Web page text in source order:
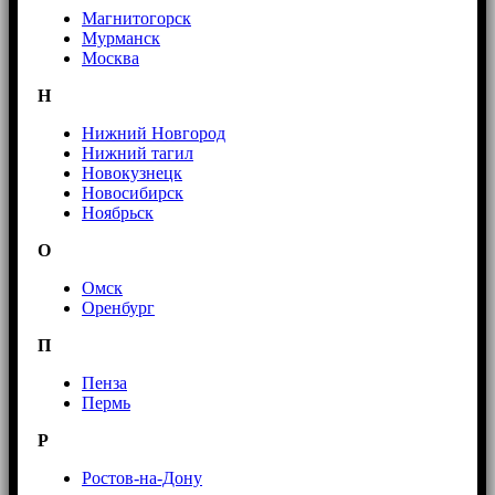
Магнитогорск
Мурманск
Москва
Н
Нижний Новгород
Нижний тагил
Новокузнецк
Новосибирск
Ноябрьск
О
Омск
Оренбург
П
Пенза
Пермь
Р
Ростов-на-Дону